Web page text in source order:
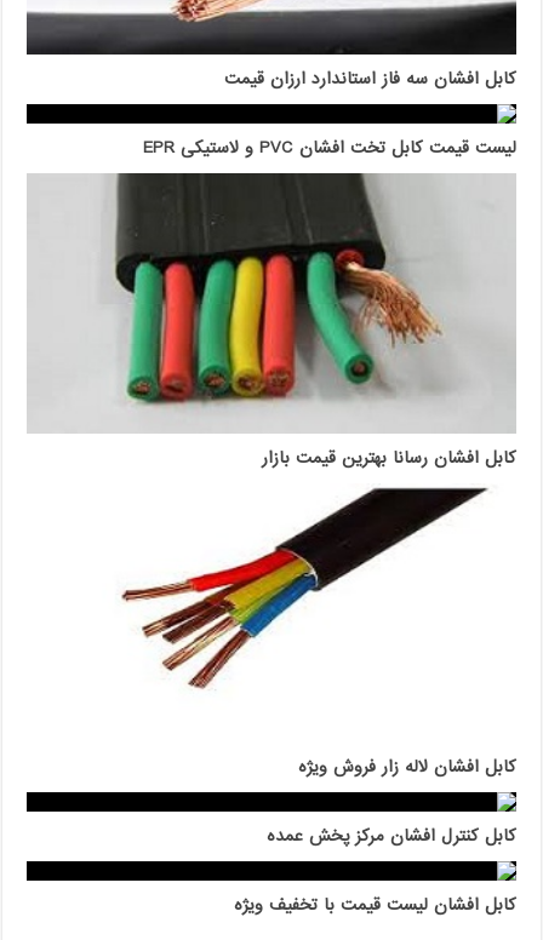
کابل افشان سه فاز استاندارد ارزان قیمت
لیست قیمت کابل تخت افشان PVC و لاستیکی EPR
کابل افشان رسانا بهترین قیمت بازار
کابل افشان لاله زار فروش ویژه
کابل کنترل افشان مرکز پخش عمده
کابل افشان لیست قیمت با تخفیف ویژه